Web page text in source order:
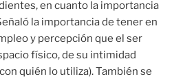
en cuanto la importancia
la importancia de tener en
y percepción que el ser
físico, de su intimidad
quién lo utiliza). También se